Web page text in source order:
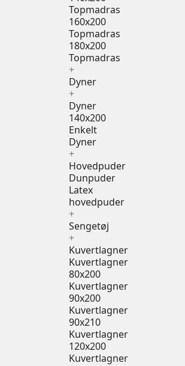
Topmadras
160x200
Topmadras
180x200
Topmadras
+
Dyner
+
Dyner
140x200
Enkelt
Dyner
+
Hovedpuder
Dunpuder
Latex
hovedpuder
+
Sengetøj
+
Kuvertlagner
Kuvertlagner
80x200
Kuvertlagner
90x200
Kuvertlagner
90x210
Kuvertlagner
120x200
Kuvertlagner